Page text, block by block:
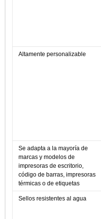
Altamente personalizable
Se adapta a la mayoría de
marcas y modelos de
impresoras de escritorio,
código de barras, impresoras
térmicas o de etiquetas
Sellos resistentes al agua